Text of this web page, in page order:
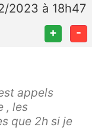
2023 à 18h47
+ -
appels
, les
que 2h si je